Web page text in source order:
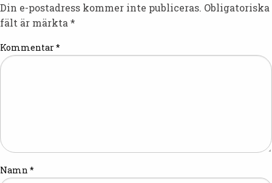
Din e-postadress kommer inte publiceras. Obligatoriska
fält är märkta *
Kommentar*
Namn *